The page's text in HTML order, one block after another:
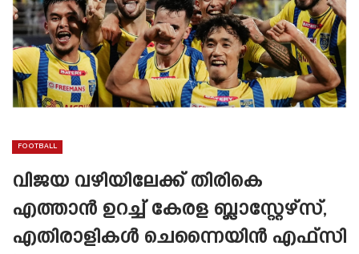
FOOTBALL
വിജയ വഴിയിലേക്ക് തിരികെ
എത്താൻ ഉറച്ച് കേരള ബ്ലാസ്റ്റേഴ്സ്,
എതിരാളികൾ ചെന്നൈയിൻ എഫ്‌സി